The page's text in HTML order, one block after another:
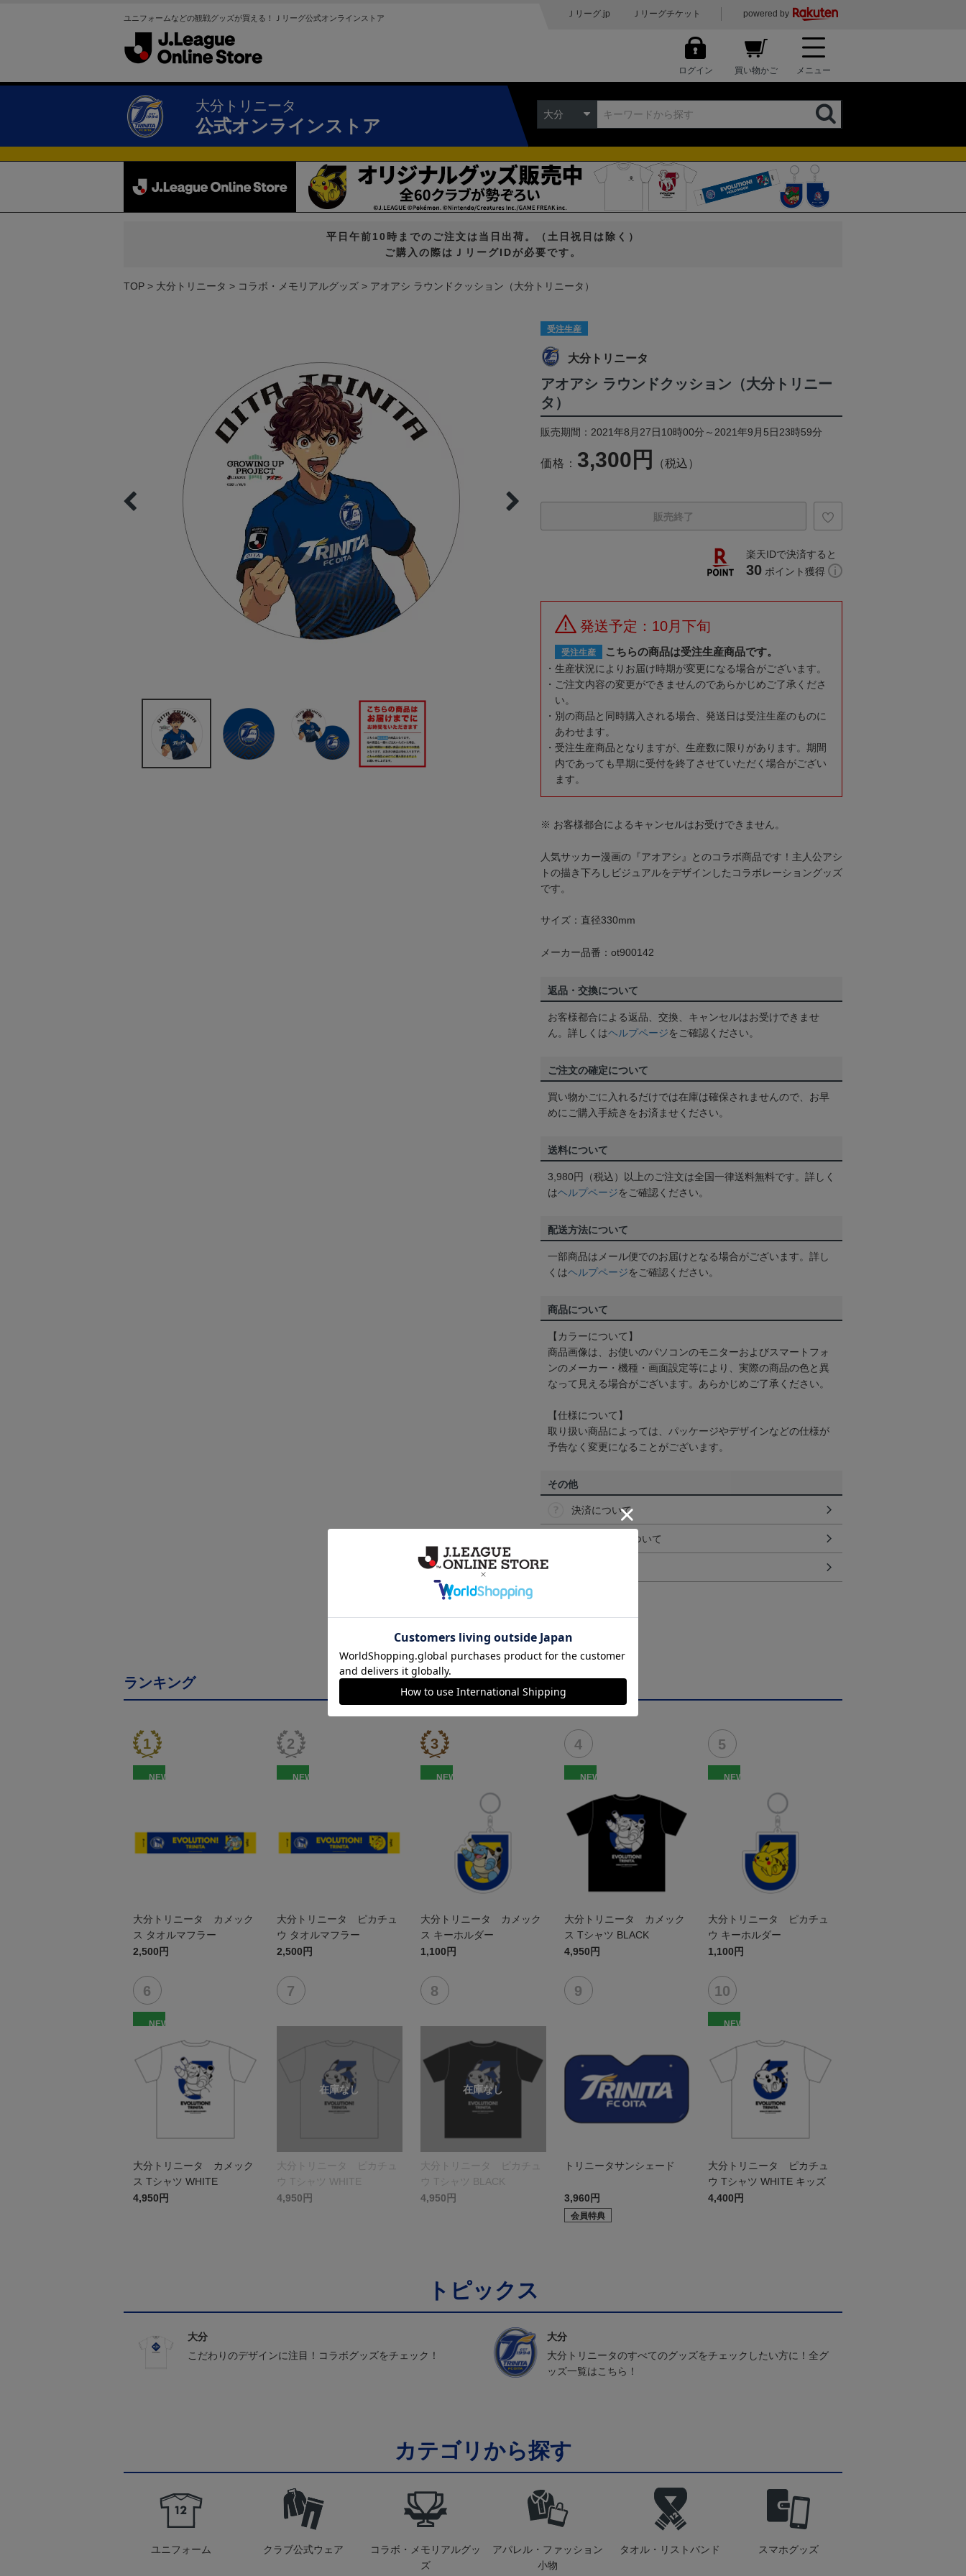
ユニフォームなどの観戦グッズが買える！Ｊリーグ公式オンラインストア Ｊリーグ.jp Ｊリーグチケット powered by
ログイン 買い物かご メニュー
大分トリニータ
公式オンラインストア
大分
平日午前10時までのご注文は当日出荷。（土日祝日は除く）
ご購入の際はＪリーグIDが必要です。
TOP 大分トリニータ コラボ・メモリアルグッズ アオアシ ラウンドクッション（大分トリニータ）
受注生産
大分トリニータ
アオアシ ラウンドクッション（大分トリニー
タ）
販売期間：2021年8月27日10時00分～2021年9月5日23時59分
価格： 3,300円 （税込）
販売終了
楽天IDで決済すると
30 ポイント獲得
発送予定：10月下旬
受注生産 こちらの商品は受注生産商品です。
生産状況によりお届け時期が変更になる場合がございます。
ご注文内容の変更ができませんのであらかじめご了承くださ
い。
別の商品と同時購入される場合、発送日は受注生産のものに
あわせます。
受注生産商品となりますが、生産数に限りがあります。期間
内であっても早期に受付を終了させていただく場合がござい
ます。
※ お客様都合によるキャンセルはお受けできません。
人気サッカー漫画の『アオアシ』とのコラボ商品です！主人公アシ
トの描き下ろしビジュアルをデザインしたコラボレーショングッズ
です。
サイズ：直径330mm
メーカー品番：ot900142
返品・交換について
お客様都合による返品、交換、キャンセルはお受けできませ
ん。詳しくはヘルプページをご確認ください。
ご注文の確定について
買い物かごに入れるだけでは在庫は確保されませんので、お早
めにご購入手続きをお済ませください。
送料について
3,980円（税込）以上のご注文は全国一律送料無料です。詳しく
はヘルプページをご確認ください。
配送方法について
一部商品はメール便でのお届けとなる場合がございます。詳し
くはヘルプページをご確認ください。
商品について
【カラーについて】
商品画像は、お使いのパソコンのモニターおよびスマートフォ
ンのメーカー・機種・画面設定等により、実際の商品の色と異
なって見える場合がございます。あらかじめご了承ください。
【仕様について】
取り扱い商品によっては、パッケージやデザインなどの仕様が
予告なく変更になることがございます。
その他
決済について
ギフト対応について
ランキング
NEW
大分トリニータ カメック
ス タオルマフラー
2,500円
NEW
大分トリニータ ピカチュ
ウ タオルマフラー
2,500円
NEW
大分トリニータ カメック
ス キーホルダー
1,100円
NEW
大分トリニータ カメック
ス Tシャツ BLACK
4,950円
NEW
大分トリニータ ピカチュ
ウ キーホルダー
1,100円
NEW
大分トリニータ カメック
ス Tシャツ WHITE
4,950円
大分トリニータ ピカチュ
ウ Tシャツ WHITE
4,950円
大分トリニータ ピカチュ
ウ Tシャツ BLACK
4,950円
トリニータサンシェード
3,960円
会員特典
NEW
大分トリニータ ピカチュ
ウ Tシャツ WHITE キッズ
4,400円
トピックス
大分
こだわりのデザインに注目！コラボグッズをチェック！
大分
大分トリニータのすべてのグッズをチェックしたい方に！全グ
ッズ一覧はこちら！
カテゴリから探す
ユニフォーム クラブ公式ウェア
コラボ・メモリアルグッ
ズ
アパレル・ファッション
小物
タオル・リストバンド スマホグッズ